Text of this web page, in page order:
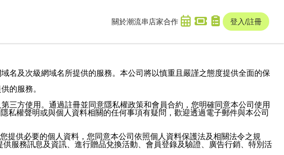
關於潮流串 店家合作 登入/註冊
名及次級網域名所提供的服務。本公司將以慎重且嚴謹之態度提供全面的保
的服務。
三方使用。通過註冊並同意隱私權政策和會員合約，您明確同意本公司使用
權聲明或與個人資料相關的任何事項有疑問，歡迎透過電子郵件與本公司
提供必要的個人資料，您同意本公司依照個人資料保護法及相關法令之規
服務訊息及資訊、進行贈品兌換活動、會員登錄及驗證、廣告行銷、特別活